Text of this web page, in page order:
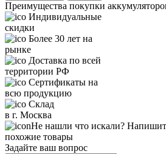
Преимущества покупки
Индивидуальные
скидки
Более 30 лет на
рынке
Доставка по всей
территории РФ
Сертификаты на
всю продукцию
Склад
в г. Москва
Не нашли что искали?
похожие товары
Задайте ваш вопрос